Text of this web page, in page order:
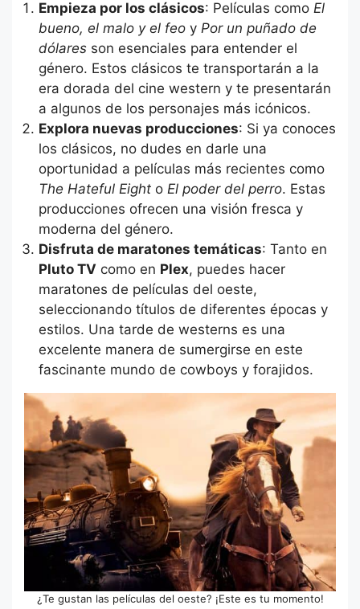
Empieza por los clásicos: Películas como El
bueno, el malo y el feoy Por un puñado de
dólaresson esenciales para entender el
género. Estos clásicos te transportarán a la
era dorada del cine western y te presentarán
a algunos de los personajes más icónicos.
Explora nuevas producciones: Si ya conoces
los clásicos, no dudes en darle una
oportunidad a películas más recientes como
The Hateful Eighto El poder del perro. Estas
producciones ofrecen una visión fresca y
moderna del género.
Disfruta de maratones temáticas: Tanto en
Pluto TV como en Plex, puedes hacer
maratones de películas del oeste,
seleccionando títulos de diferentes épocas y
estilos. Una tarde de westerns es una
excelente manera de sumergirse en este
fascinante mundo de cowboys y forajidos.
¿Te gustan las películas del oeste? ¡Este es tu momento!